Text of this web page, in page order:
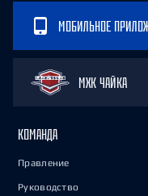
МОБИЛЬНОЕ
МХК ЧАЙКА
КОМАНДА
Правление
Руководство